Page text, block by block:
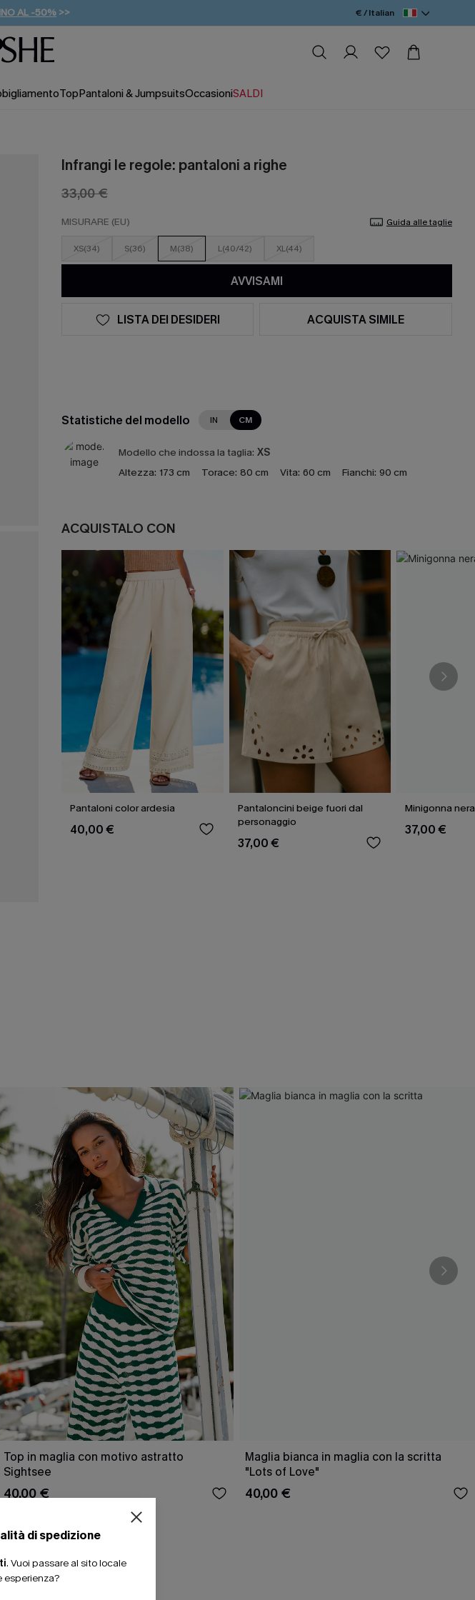
AL -50% >>
DA 49€
20% DI SCONTO*
€ / Italian
TopPantaloni & JumpsuitsOccasioniSALDI
Infrangi le regole: pantaloni a righe
33,00 €
MISURARE (EU) Guida alle taglie
XS(34) S(36) M(38) L(40/42) XL(44)
AVVISAMI
LISTA DEI DESIDERI ACQUISTA SIMILE
Statistiche del modello IN CM
Modello che indossa la taglia: XS
Altezza: 173 cm Torace: 80 cm Vita: 60 cm Fianchi: 90 cm
ACQUISTALO CON
Pantaloni color ardesia
40,00 €
Pantaloncini beige fuori dal
personaggio
37,00 €
Minigonna
37,00 €
Top in maglia con motivo astratto
Sightsee
40,00 €
Maglia bianca in maglia con la scritta
"Lots of Love"
40,00 €
di spedizione
. Vuoi passare al sito locale
esperienza?
ISCRIVITI PER OTTENERE
DI SCONTO SENZA MINIMO D'ORDINE
20% DI SCONTO SU 2 O PIÙ ARTICOLI